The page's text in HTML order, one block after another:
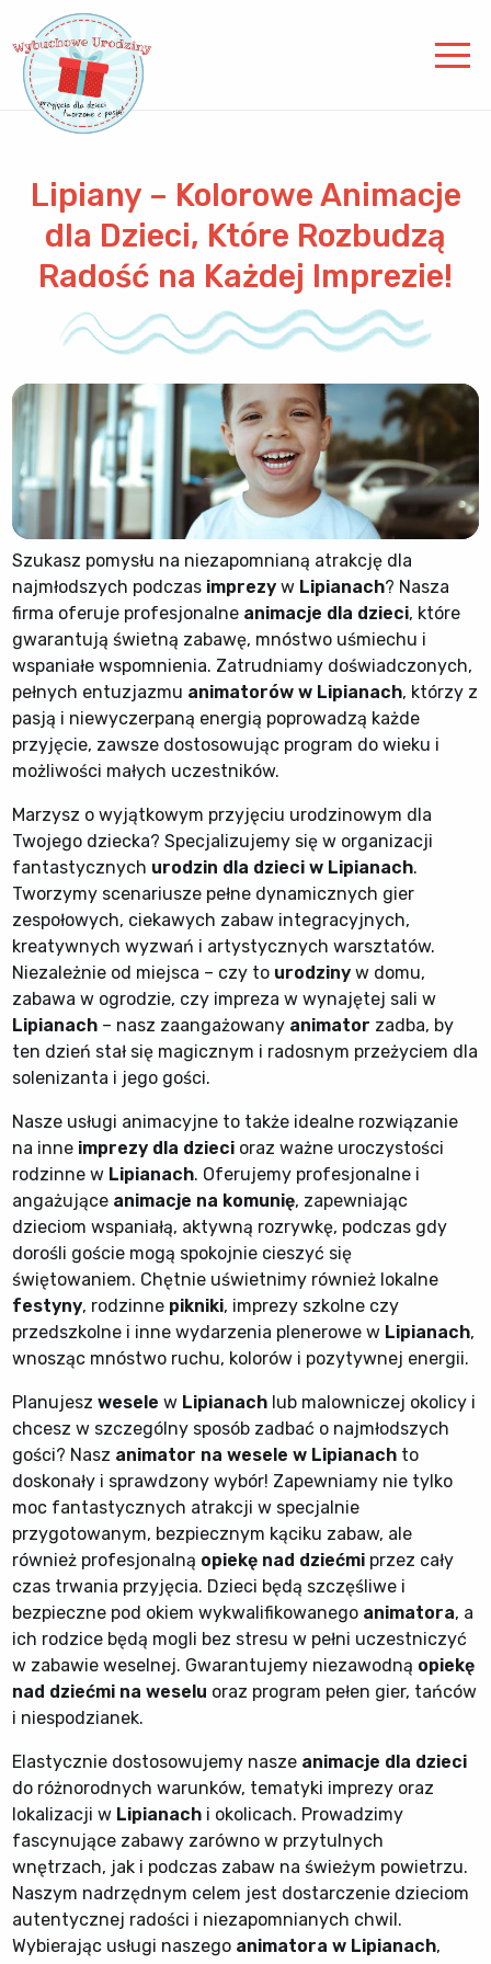
Lipiany – Kolorowe Animacje
dla Dzieci, Które Rozbudzą
Radość na Każdej Imprezie!
Szukasz pomysłu na niezapomnianą atrakcję dla
najmłodszych podczas imprezy w Lipianach? Nasza
firma oferuje profesjonalne animacje dla dzieci, które
gwarantują świetną zabawę, mnóstwo uśmiechu i
wspaniałe wspomnienia. Zatrudniamy doświadczonych,
pełnych entuzjazmu animatorów w Lipianach, którzy z
pasją i niewyczerpaną energią poprowadzą każde
przyjęcie, zawsze dostosowując program do wieku i
możliwości małych uczestników.
Marzysz o wyjątkowym przyjęciu urodzinowym dla
Twojego dziecka? Specjalizujemy się w organizacji
fantastycznych urodzin dla dzieci w Lipianach.
Tworzymy scenariusze pełne dynamicznych gier
zespołowych, ciekawych zabaw integracyjnych,
kreatywnych wyzwań i artystycznych warsztatów.
Niezależnie od miejsca – czy to urodziny w domu,
zabawa w ogrodzie, czy impreza w wynajętej sali w
Lipianach – nasz zaangażowany animator zadba, by
ten dzień stał się magicznym i radosnym przeżyciem dla
solenizanta i jego gości.
Nasze usługi animacyjne to także idealne rozwiązanie
na inne imprezy dla dzieci oraz ważne uroczystości
rodzinne w Lipianach. Oferujemy profesjonalne i
angażujące animacje na komunię, zapewniając
dzieciom wspaniałą, aktywną rozrywkę, podczas gdy
dorośli goście mogą spokojnie cieszyć się
świętowaniem. Chętnie uświetnimy również lokalne
festyny, rodzinne pikniki, imprezy szkolne czy
przedszkolne i inne wydarzenia plenerowe w Lipianach,
wnosząc mnóstwo ruchu, kolorów i pozytywnej energii.
Planujeszwesele w Lipianach lub malowniczej okolicy i
chcesz w szczególny sposób zadbać o najmłodszych
gości? Nasz animator na wesele w Lipianach to
doskonały i sprawdzony wybór! Zapewniamy nie tylko
moc fantastycznych atrakcji w specjalnie
przygotowanym, bezpiecznym kąciku zabaw, ale
również profesjonalną opiekę nad dziećmi przez cały
czas trwania przyjęcia. Dzieci będą szczęśliwe i
bezpieczne pod okiem wykwalifikowanego animatora, a
ich rodzice będą mogli bez stresu w pełni uczestniczyć
w zabawie weselnej. Gwarantujemy niezawodną opiekę
nad dziećmi na weselu oraz program pełen gier, tańców
i niespodzianek.
Elastycznie dostosowujemy nasze animacje dla dzieci
do różnorodnych warunków, tematyki imprezy oraz
lokalizacji w Lipianach i okolicach. Prowadzimy
fascynujące zabawy zarówno w przytulnych
wnętrzach, jak i podczas zabaw na świeżym powietrzu.
Naszym nadrzędnym celem jest dostarczenie dzieciom
autentycznej radości i niezapomnianych chwil.
Wybierając usługi naszego animatora w Lipianach,